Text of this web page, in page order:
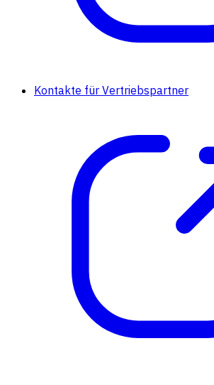
Kontakte für Vertriebspartner